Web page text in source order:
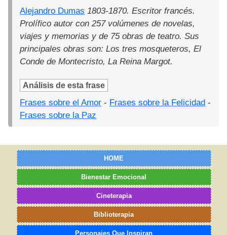
Alejandro Dumas 1803-1870. Escritor francés.
Prolífico autor con 257 volúmenes de novelas,
viajes y memorias y de 75 obras de teatro. Sus
principales obras son: Los tres mosqueteros, El
Conde de Montecristo, La Reina Margot.
Análisis de esta frase
Frases sobre el Amor - Frases sobre la Felicidad -
Frases sobre la Paz
HOME
Bienestar Emocional
Cineterapia
Biblioterapia
Personajes Que Inspiran